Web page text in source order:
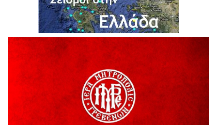
Ολοκληρώνεται η ασφαλτόστρωση της οδού Περιβόλι –
6 Αυγούστου 2026
H παραδοχή λαθών είναι (και) δύναμη
5 Αυγούστου 2026
Ο ΑΝΔΡΕΑΣ ΑΣΛΑΝΙΔΗΣ ΣΥΝΕΧΙΖΕΙ ΣΤΟΝ ΠΡΩΤΕΑ
ΓΡΕΒΕΝΩΝ
5 Αυγούστου 2026
Ευχαριστήριο Εκπολιτιστικού Συλλόγου Ταξιάρχη προς κ.
Παρασχάκη Αθανάσιο